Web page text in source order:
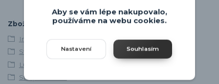
Zboží zařazeno v kategoriích
Interiérová svítidla
Svítidla skladem
Lustry a závěsná svítidla
Stropní svítidla
Aby se vám lépe nakupovalo,
používáme na webu cookies.
Nastavení Souhlasím